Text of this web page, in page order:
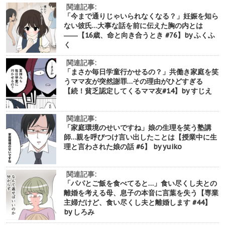
関連記事:
「今まで通りじゃいられなくなる？」妊娠を知ら
ない彼氏…大事な話を前に伝えた胸の内とは
――【16歳、命と向き合うとき #76】by ふくふ
く
関連記事:
「まさか毎日学童行かせるの？」共働き家庭を笑
うママ友が突然謝罪…その理由がひどすぎる
【続！貧乏認定してくるママ友#14】by すじえ
関連記事:
「家庭環境のせいですね」娘の生理を笑う塾講
師…親を呼びつけ言い出したことは【授業中に生
理と言わされた娘の話 #6】 by yuiko
関連記事:
「パパとご飯を食べてると…」食い尽くし夫との
離婚を考える母、息子の本音に言葉を失う【専業
主婦だけど、食い尽くし夫と離婚します #44】
by しろみ